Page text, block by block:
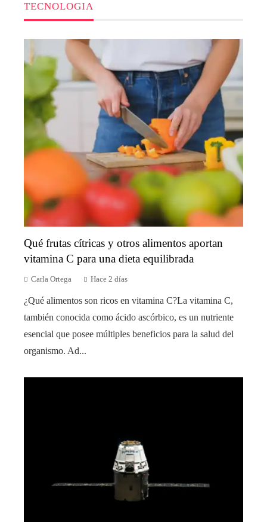
TECNOLOGIA
Qué frutas cítricas y otros alimentos aportan
vitamina C para una dieta equilibrada
Carla Ortega Hace 2 días
¿Qué alimentos son ricos en vitamina C?La vitamina C,
también conocida como ácido ascórbico, es un nutriente
esencial que posee múltiples beneficios para la salud del
organismo. Ad...